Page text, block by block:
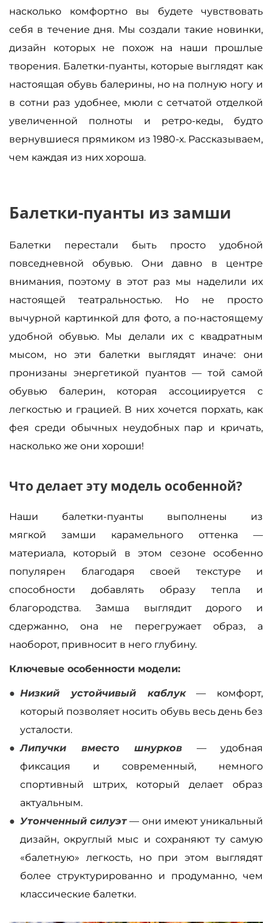
насколько комфортно вы будете чувствовать
себя в течение дня. Мы создали такие новинки,
дизайн которых не похож на наши прошлые
творения. Балетки-пуанты, которые выглядят как
настоящая обувь балерины, но на полную ногу и
в сотни раз удобнее, мюли с сетчатой отделкой
увеличенной полноты и ретро-кеды, будто
вернувшиеся прямиком из 1980-х. Рассказываем,
чем каждая из них хороша.
Балетки-пуанты из замши
Балетки перестали быть просто удобной
повседневной обувью. Они давно в центре
внимания, поэтому в этот раз мы наделили их
настоящей театральностью. Но не просто
вычурной картинкой для фото, а по-настоящему
удобной обувью. Мы делали их с квадратным
мысом, но эти балетки выглядят иначе: они
пронизаны энергетикой пуантов — той самой
обувью балерин, которая ассоциируется с
легкостью и грацией. В них хочется порхать, как
фея среди обычных неудобных пар и кричать,
насколько же они хороши!
Что делает эту модель особенной?
Наши балетки-пуанты выполнены из
мягкой замши карамельного оттенка —
материала, который в этом сезоне особенно
популярен благодаря своей текстуре и
способности добавлять образу тепла и
благородства. Замша выглядит дорого и
сдержанно, она не перегружает образ, а
наоборот, привносит в него глубину.
Ключевые особенности модели:
Низкий устойчивый каблук— комфорт,
который позволяет носить обувь весь день без
усталости.
Липучки вместо шнурков — удобная
фиксация и современный, немного
спортивный штрих, который делает образ
актуальным.
Утонченный силуэт— они имеют уникальный
дизайн, округлый мыс и сохраняют ту самую
«балетную» легкость, но при этом выглядят
более структурированно и продуманно, чем
классические балетки.